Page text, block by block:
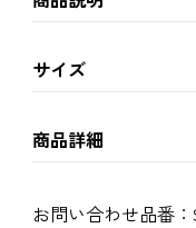
サイズ
商品詳細
お問い合わせ品番：